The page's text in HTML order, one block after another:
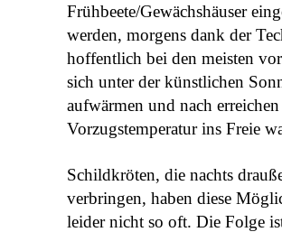
Frühbeete/Gewächshäuser
werden, morgens dank der
hoffentlich bei den meisten
sich unter der künstlichen
aufwärmen und nach
Vorzugstemperatur ins Freie
Schildkröten, die nachts
verbringen, haben diese
leider nicht so oft. Die Folge